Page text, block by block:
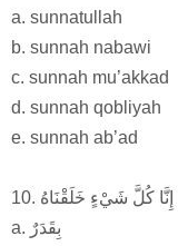
a. sunnatullah
b. sunnah nabawi
c. sunnah mu’akkad
d. sunnah qobliyah
e. sunnah ab’ad
a. بِقَدَرٌ